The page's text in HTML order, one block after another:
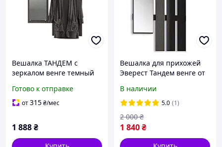
Вешалка ТАНДЕМ с
зеркалом венге темный
900*228*1110h
Готово к отправке
от315₴/мес
1 888₴
Вешалка для прихожей
Эверест Тандем венге от
В наличии
5.0 (1)
1 840₴
2 000 ₴